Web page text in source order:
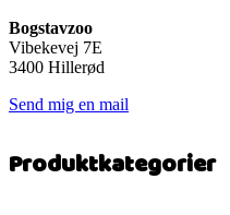
Bogstavzoo
Vibekevej 7E
3400 Hillerød
Send mig en mail
Produktkategorier